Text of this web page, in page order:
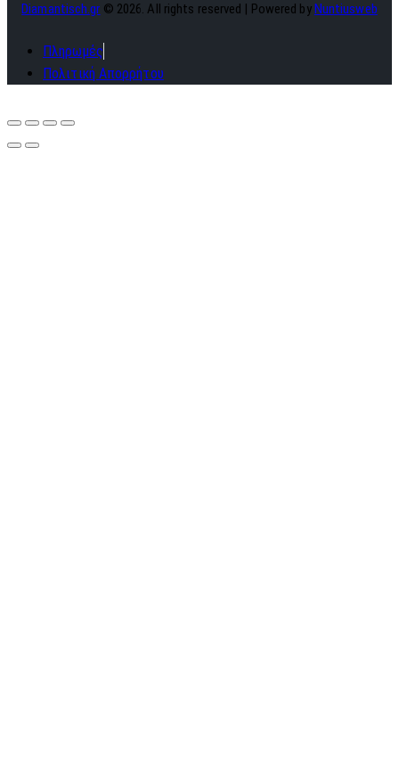
Diamantisch.gr © 2026. All rights reserved | Powered by Nuntiusweb
Πληρωμές
Πολιτική Απορρήτου